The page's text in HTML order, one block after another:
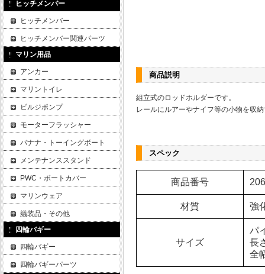
商品説明
組立式のロッドホルダーです。
レールにルアーやナイフ等の小物を収
スペック
商品番号
材質 強
サイズ
パ
長
全
ヒッチメンバー
ヒッチメンバー
ヒッチメンバー関連パーツ
マリン用品
アンカー
マリントイレ
ビルジポンプ
モーターフラッシャー
バナナ・トーイングボート
メンテナンススタンド
PWC・ボートカバー
マリンウェア
艤装品・その他
四輪バギー
四輪バギー
四輪バギーパーツ